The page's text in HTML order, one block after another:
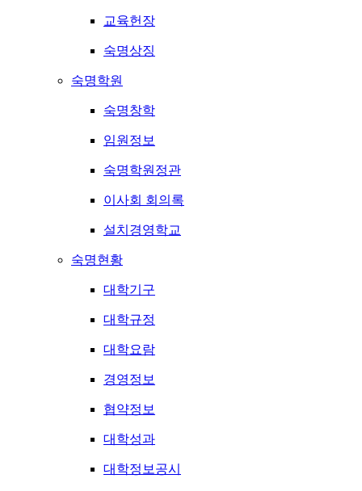
교육헌장
숙명상징
숙명학원
숙명창학
임원정보
숙명학원정관
이사회 회의록
설치경영학교
숙명현황
대학기구
대학규정
대학요람
경영정보
협약정보
대학성과
대학정보공시